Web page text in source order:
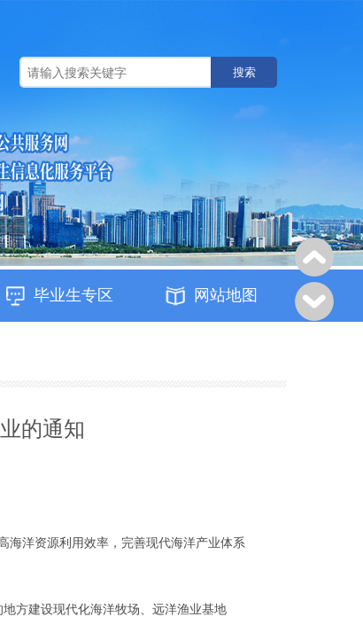
搜索
毕业生专区 网站地图
的通知
海洋资源利用效率，完善现代海洋产业体系
方建设现代化海洋牧场、远洋渔业基地